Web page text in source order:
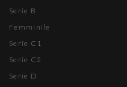
Serie B
Femminile
Serie C1
Serie C2
Serie D